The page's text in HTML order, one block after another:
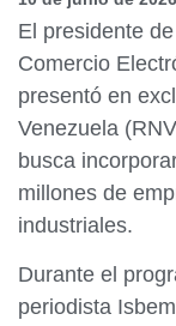
El presidente
Comercio
presentó en
Venezuela
busca
millones de
industriales.
Durante el
periodista